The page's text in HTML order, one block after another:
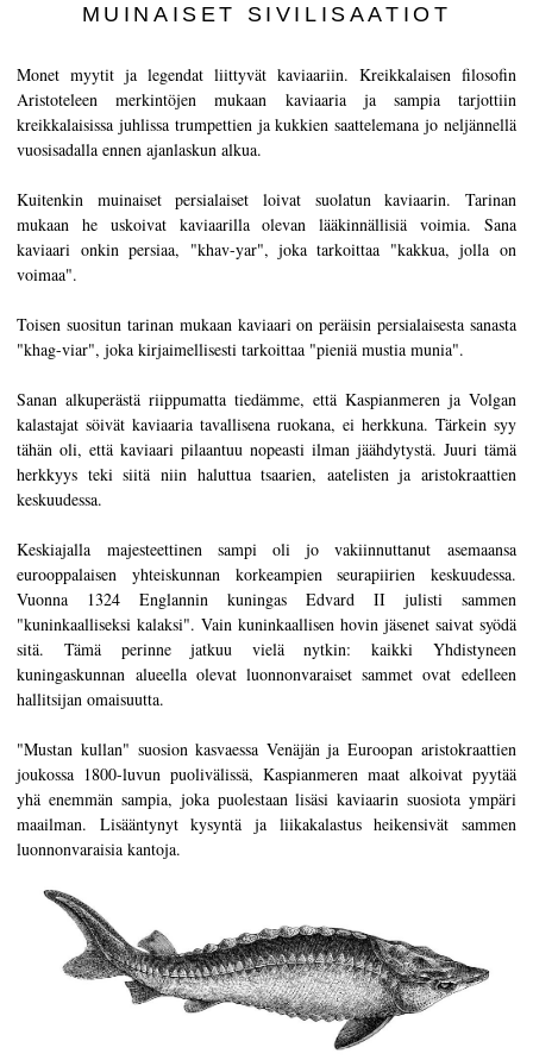
Yritystilaisuudet
TILI
MUINAISET SIVILISAATIOT
Monet myytit ja legendat liittyvät kaviaariin. Kreikkalaisen filosofin
Aristoteleen merkintöjen mukaan kaviaaria ja sampia tarjottiin
kreikkalaisissa juhlissa trumpettien ja kukkien saattelemana jo neljännellä
vuosisadalla ennen ajanlaskun alkua.
Kuitenkin muinaiset persialaiset loivat suolatun kaviaarin. Tarinan
mukaan he uskoivat kaviaarilla olevan lääkinnällisiä voimia. Sana
kaviaari onkin persiaa, "khav-yar", joka tarkoittaa "kakkua, jolla on
voimaa".
Toisen suositun tarinan mukaan kaviaari on peräisin persialaisesta sanasta
"khag-viar", joka kirjaimellisesti tarkoittaa "pieniä mustia munia".
Sanan alkuperästä riippumatta tiedämme, että Kaspianmeren ja Volgan
kalastajat söivät kaviaaria tavallisena ruokana, ei herkkuna. Tärkein syy
tähän oli, että kaviaari pilaantuu nopeasti ilman jäähdytystä. Juuri tämä
herkkyys teki siitä niin haluttua tsaarien, aatelisten ja aristokraattien
keskuudessa.
Keskiajalla majesteettinen sampi oli jo vakiinnuttanut asemaansa
eurooppalaisen yhteiskunnan korkeampien seurapiirien keskuudessa.
Vuonna 1324 Englannin kuningas Edvard II julisti sammen
"kuninkaalliseksi kalaksi". Vain kuninkaallisen hovin jäsenet saivat syödä
sitä. Tämä perinne jatkuu vielä nytkin: kaikki Yhdistyneen
kuningaskunnan alueella olevat luonnonvaraiset sammet ovat edelleen
hallitsijan omaisuutta.
"Mustan kullan" suosion kasvaessa Venäjän ja Euroopan aristokraattien
joukossa 1800-luvun puolivälissä, Kaspianmeren maat alkoivat pyytää
yhä enemmän sampia, joka puolestaan lisäsi kaviaarin suosiota ympäri
maailman. Lisääntynyt kysyntä ja liikakalastus heikensivät sammen
luonnonvaraisia kantoja.